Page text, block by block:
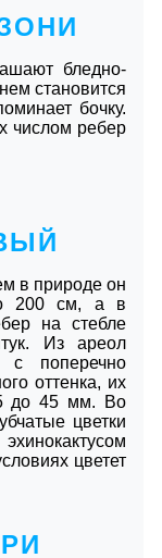
бледно-
становится
бочку.
числом ребер
в природе он
200 см, а в
на стебле
Из ареол
с поперечно
оттенка, их
до 45 мм. Во
цветки
цветет